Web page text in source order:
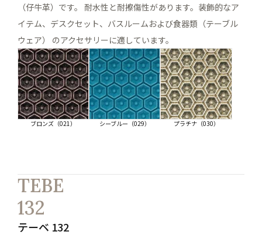
（仔牛革）です。 耐水性と耐擦傷性があります。装飾的なア
イテム、デスクセット、バスルームおよび食器類（テーブル
ウェア） のアクセサリーに適しています。
ブロンズ（021） シーブルー（029） プラチナ（030）
TEBE
132
テーベ 132